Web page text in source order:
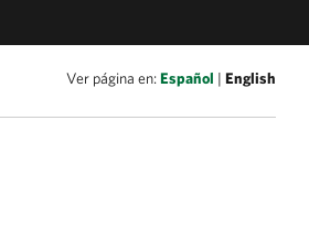
Ver página en:Español | English